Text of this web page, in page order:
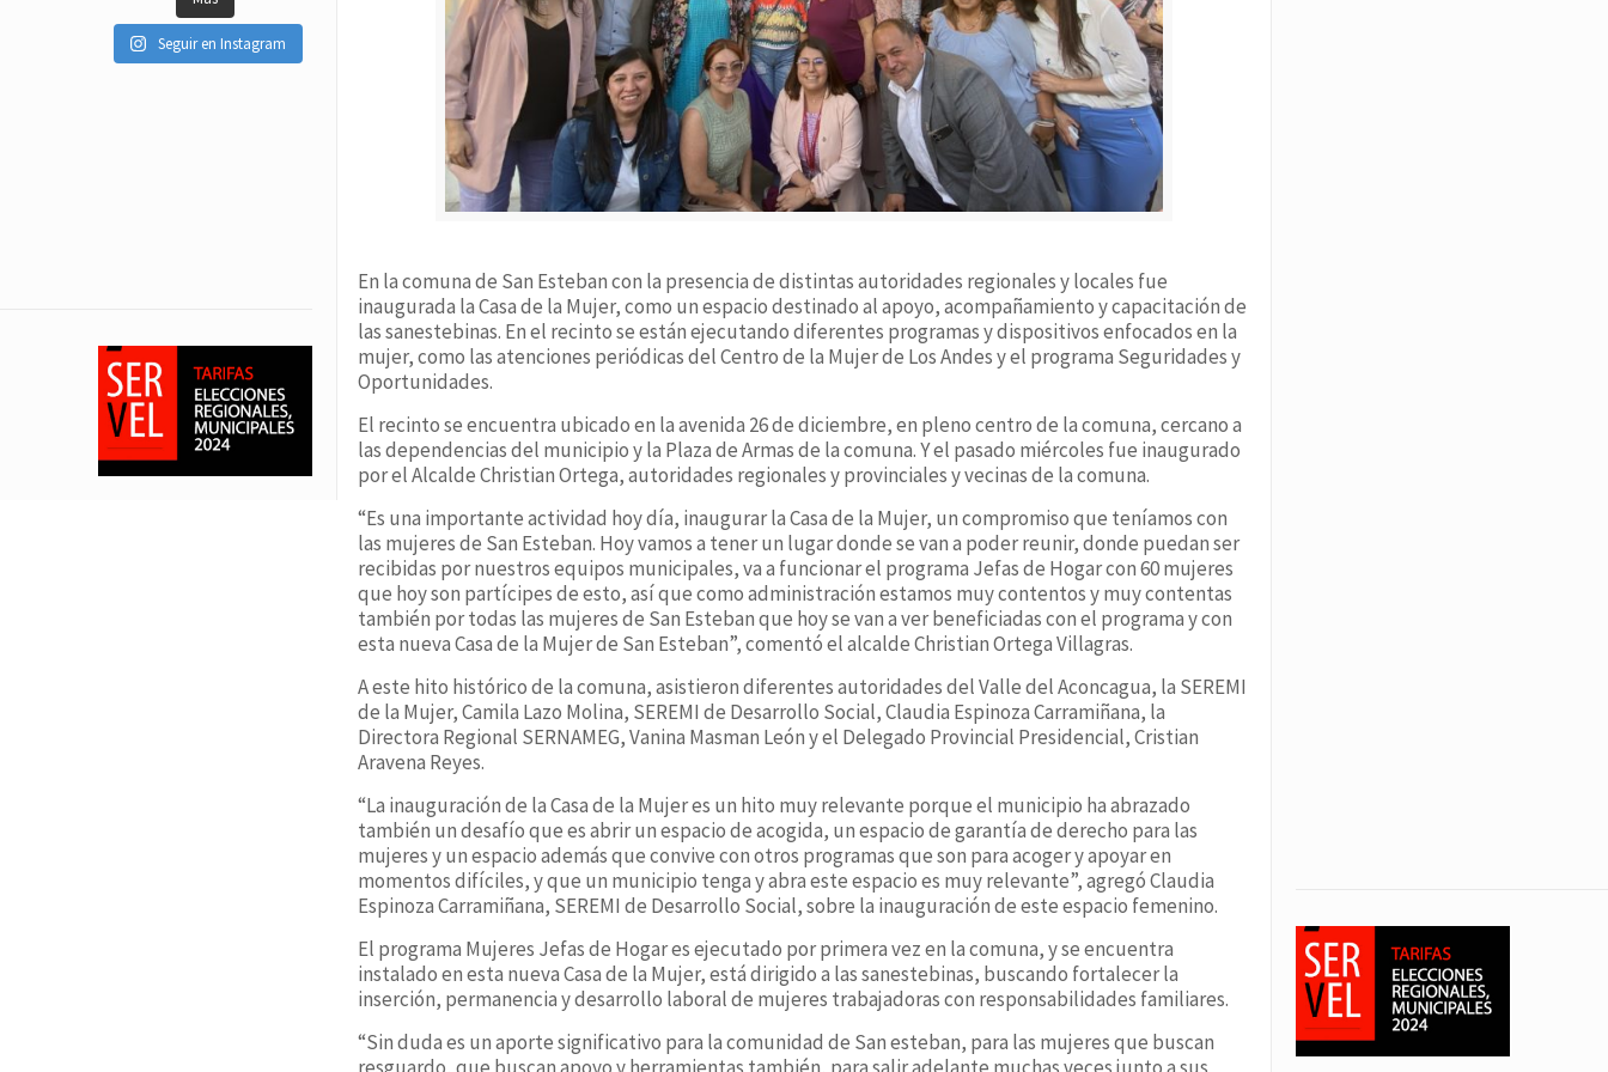
En la comuna de San Esteban con la presencia de distintas autoridades regionales y locales fue
inaugurada la Casa de la Mujer, como un espacio destinado al apoyo, acompañamiento y capacitación de
las sanestebinas. En el recinto se están ejecutando diferentes programas y dispositivos enfocados en la
mujer, como las atenciones periódicas del Centro de la Mujer de Los Andes y el programa Seguridades y
Oportunidades.
El recinto se encuentra ubicado en la avenida 26 de diciembre, en pleno centro de la comuna, cercano a
las dependencias del municipio y la Plaza de Armas de la comuna. Y el pasado miércoles fue inaugurado
por el Alcalde Christian Ortega, autoridades regionales y provinciales y vecinas de la comuna.
“Es una importante actividad hoy día, inaugurar la Casa de la Mujer, un compromiso que teníamos con
las mujeres de San Esteban. Hoy vamos a tener un lugar donde se van a poder reunir, donde puedan ser
recibidas por nuestros equipos municipales, va a funcionar el programa Jefas de Hogar con 60 mujeres
que hoy son partícipes de esto, así que como administración estamos muy contentos y muy contentas
también por todas las mujeres de San Esteban que hoy se van a ver beneficiadas con el programa y con
esta nueva Casa de la Mujer de San Esteban”, comentó el alcalde Christian Ortega Villagras.
A este hito histórico de la comuna, asistieron diferentes autoridades del Valle del Aconcagua, la SEREMI
de la Mujer, Camila Lazo Molina, SEREMI de Desarrollo Social, Claudia Espinoza Carramiñana, la
Directora Regional SERNAMEG, Vanina Masman León y el Delegado Provincial Presidencial, Cristian
Aravena Reyes.
“La inauguración de la Casa de la Mujer es un hito muy relevante porque el municipio ha abrazado
también un desafío que es abrir un espacio de acogida, un espacio de garantía de derecho para las
mujeres y un espacio además que convive con otros programas que son para acoger y apoyar en
momentos difíciles, y que un municipio tenga y abra este espacio es muy relevante”, agregó Claudia
Espinoza Carramiñana, SEREMI de Desarrollo Social, sobre la inauguración de este espacio femenino.
El programa Mujeres Jefas de Hogar es ejecutado por primera vez en la comuna, y se encuentra
instalado en esta nueva Casa de la Mujer, está dirigido a las sanestebinas, buscando fortalecer la
inserción, permanencia y desarrollo laboral de mujeres trabajadoras con responsabilidades familiares.
“Sin duda es un aporte significativo para la comunidad de San esteban, para las mujeres que buscan
Seguir en Instagram